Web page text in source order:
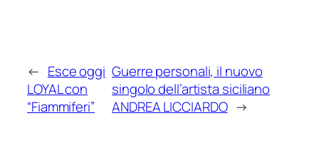
← Esce oggi
LOYAL con
“Fiammiferi”
Guerre personali, il nuovo
singolo dell’artista siciliano
ANDREA LICCIARDO →